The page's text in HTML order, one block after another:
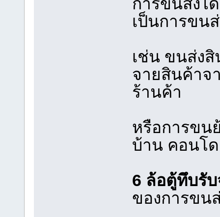
เป็นการขน
เช่น ขนส่ง
จายสินค้าจ
ร้านค้า
หรือการขน
บ้าน คอนโ
6 ล้อตู้ทึบรับ
ของการขน